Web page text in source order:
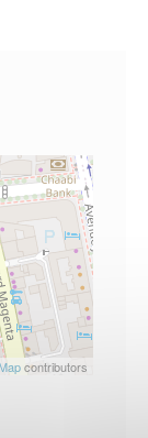
contributors